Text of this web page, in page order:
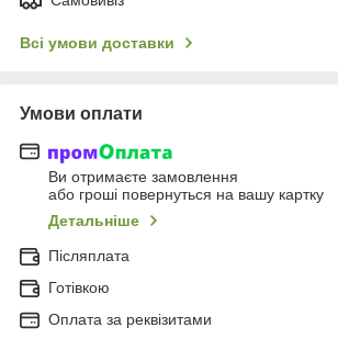
Всі умови доставки
Умови оплати
Ви отримаєте замовлення
або гроші повернуться на вашу картку
Детальніше
Післяплата
Готівкою
Оплата за реквізитами